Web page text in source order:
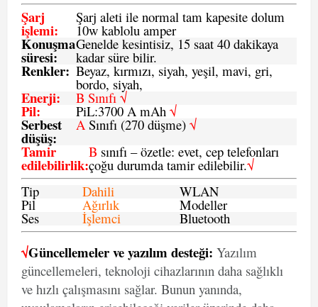
Şarj
işlemi:
Şarj aleti ile normal tam kapesite dolum
10w kablolu amper
Konuşma
süresi:
Genelde kesintisiz, 15 saat 40 dakikaya
kadar süre bilir.
Renkler: Beyaz, kırmızı, siyah, yeşil, mavi, gri,
bordo, siyah,
Enerji: B Sınıfı √
Pil: PiL:3700 A mAh √
Serbest
düşüş:
ASınıfı (270 düşme) √
Tamir
edilebilirlik:
B sınıfı – özetle: evet, cep telefonları
çoğu durumda tamir edilebilir.√
Tip
Dahili WLAN
Pil Ağırlık Modeller
Ses İşlemci Bluetooth
√Güncellemeler ve yazılım desteği: Yazılım
güncellemeleri, teknoloji cihazlarının daha sağlıklı
ve hızlı çalışmasını sağlar. Bunun yanında,